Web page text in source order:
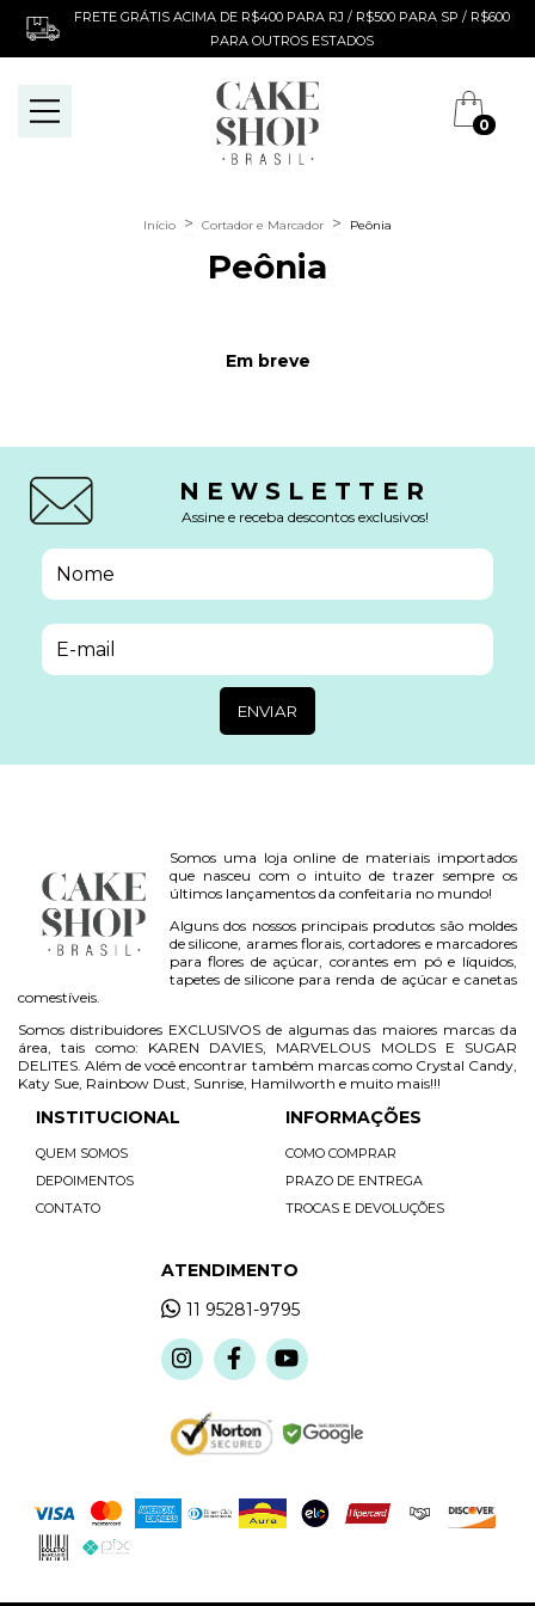
FRETE GRÁTIS ACIMA DE R$400 PARA RJ / R$500 PARA SP / R$600
PARA OUTROS ESTADOS
0
Início > Cortador e Marcador > Peônia
Peônia
Em breve
NEWSLETTER
Assine e receba descontos exclusivos!
Somos uma loja online de materiais importados
que nasceu com o intuito de trazer sempre os
últimos lançamentos da confeitaria no mundo!
Alguns dos nossos principais produtos são moldes
de silicone, arames florais, cortadores e marcadores
para flores de açúcar, corantes em pó e líquidos,
tapetes de silicone para renda de açúcar e canetas
comestíveis.
Somos distribuidores EXCLUSIVOS de algumas das maiores marcas da
área, tais como: KAREN DAVIES, MARVELOUS MOLDS E SUGAR
DELITES. Além de você encontrar também marcas como Crystal Candy,
Katy Sue, Rainbow Dust, Sunrise, Hamilworth e muito mais!!!
INSTITUCIONAL
QUEM SOMOS
DEPOIMENTOS
CONTATO
INFORMAÇÕES
COMO COMPRAR
PRAZO DE ENTREGA
TROCAS E DEVOLUÇÕES
ATENDIMENTO
11 95281-9795